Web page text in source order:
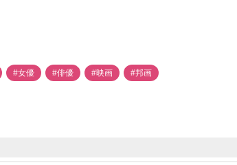
#女優 #俳優 #映画 #邦画